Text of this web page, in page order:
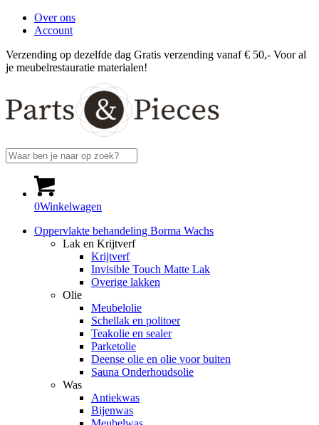
Over ons
Account
Verzending op dezelfde dag Gratis verzending vanaf € 50,- Voor al
je meubelrestauratie materialen!
0Winkelwagen
Oppervlakte behandeling Borma Wachs
Lak en Krijtverf
Krijtverf
Invisible Touch Matte Lak
Overige lakken
Olie
Meubelolie
Schellak en politoer
Teakolie en sealer
Parketolie
Deense olie en olie voor buiten
Sauna Onderhoudsolie
Was
Antiekwas
Bijenwas